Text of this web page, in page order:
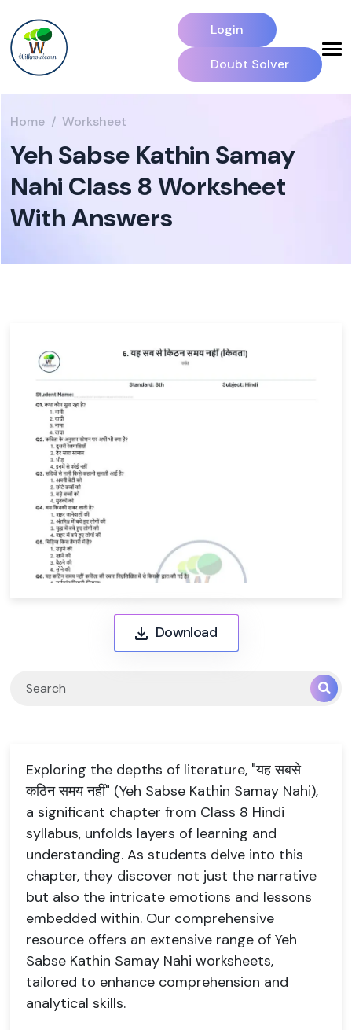
Login
Doubt Solver
Home Worksheet
Yeh Sabse Kathin Samay
Nahi Class 8 Worksheet
With Answers
Download
Exploring the depths of literature, "यह सबसे
कठिन समय नहीं" (Yeh Sabse Kathin Samay Nahi),
a significant chapter from Class 8 Hindi
syllabus, unfolds layers of learning and
understanding. As students delve into this
chapter, they discover not just the narrative
but also the intricate emotions and lessons
embedded within. Our comprehensive
resource offers an extensive range of Yeh
Sabse Kathin Samay Nahi worksheets,
tailored to enhance comprehension and
analytical skills.